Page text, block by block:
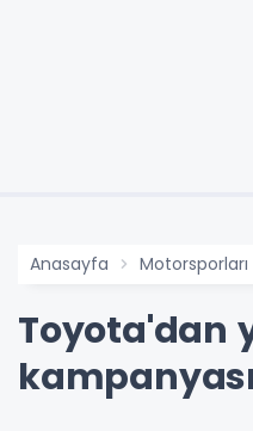
Anasayfa Motorsporları
Toyota'dan